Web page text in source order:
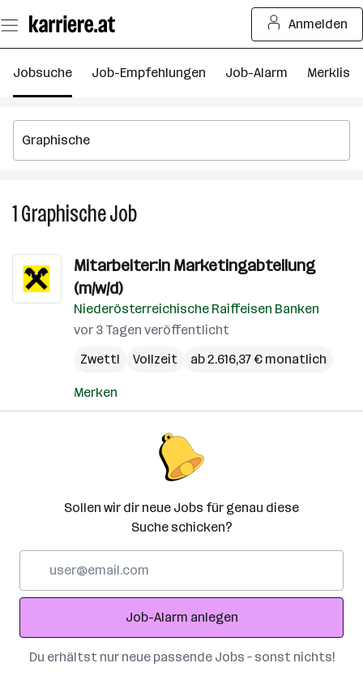
Seiteninhalt
springen
Anmelden
Jobsuche Job-Empfehlungen Job-Alarm Merkliste
1GraphischeJob1
Mitarbeiter:in Marketingabteilung
(m/w/d)
Niederösterreichische Raiffeisen Banken
vor 3 Tagen veröffentlicht
Zwettl
Vollzeit ab 2.616,37 € monatlich
Merken
Sollen wir dir neue Jobs für genau diese
Suche schicken?
Adresse
Job-Alarm anlegen
Du erhältst nur neue passende Jobs – sonst nichts!